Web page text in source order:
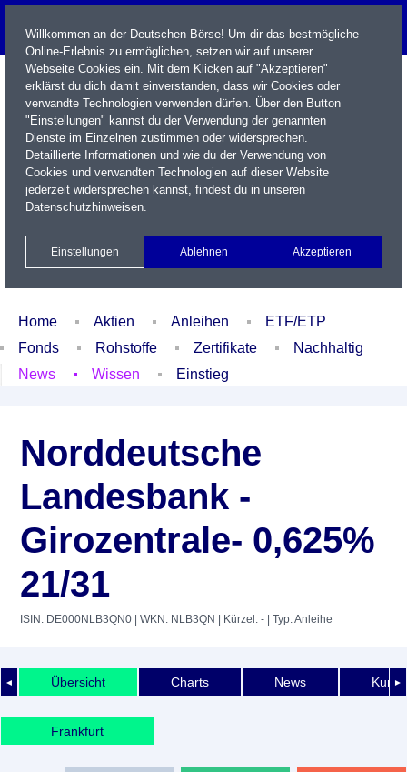
Name / WKN / ISIN / Kürzel
Xetra Realtime
Watchlist Portfolio Login
Home Aktien Anleihen
ETF/ETP
Fonds
Rohstoffe Zertifikate
Nachhaltig
News
Wissen Einstieg
Norddeutsche
Landesbank -
Girozentrale- 0,625%
21/31
ISIN: DE000NLB3QN0 | WKN: NLB3QN | Kürzel: - | Typ: Anleihe
◄ ►
Übersicht Charts News
Frankfurt
Willkommen an der Deutschen Börse! Um dir das bestmögliche
Online-Erlebnis zu ermöglichen, setzen wir auf unserer
Webseite Cookies ein. Mit dem Klicken auf "Akzeptieren"
erklärst du dich damit einverstanden, dass wir Cookies oder
verwandte Technologien verwenden dürfen. Über den Button
"Einstellungen" kannst du der Verwendung der genannten
Dienste im Einzelnen zustimmen oder widersprechen.
Detaillierte Informationen und wie du der Verwendung von
Cookies und verwandten Technologien auf dieser Website
jederzeit widersprechen kannst, findest du in unseren
Datenschutzhinweisen.
Einstellungen Ablehnen Akzeptieren